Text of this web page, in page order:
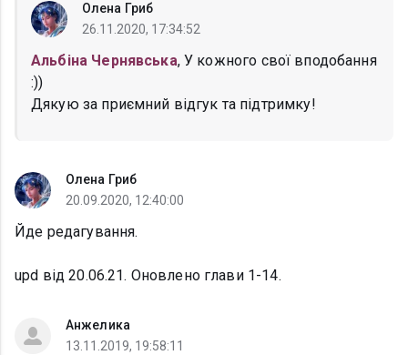
Олена Гриб
26.11.2020, 17:34:52
Альбіна Чернявська, У кожного свої вподобання
:))
Дякую за приємний відгук та підтримку!
Олена Гриб
20.09.2020, 12:40:00
Йде редагування.
upd від 20.06.21. Оновлено глави 1-14.
Анжелика
13.11.2019, 19:58:11